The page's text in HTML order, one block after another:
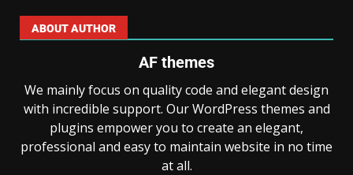
ABOUT AUTHOR
AF themes
We mainly focus on quality code and elegant design
with incredible support. Our WordPress themes and
plugins empower you to create an elegant,
professional and easy to maintain website in no time
at all.